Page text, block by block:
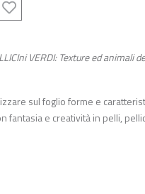
VERDI: Texture ed animali
sul foglio forme e
fantasia e creatività in pelli,